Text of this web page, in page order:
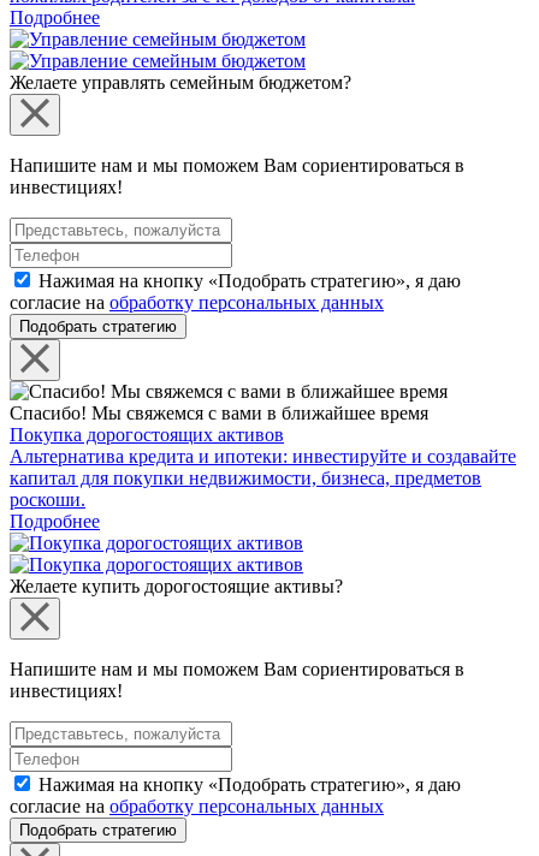
Подробнее
Желаете управлять семейным бюджетом?
Напишите нам и мы поможем Вам сориентироваться в
инвестициях!
Нажимая на кнопку «Подобрать стратегию», я даю
согласие на обработку персональных данных
Подобрать стратегию
Спасибо! Мы свяжемся с вами в ближайшее время
Покупка дорогостоящих активов
Альтернатива кредита и ипотеки: инвестируйте и создавайте
капитал для покупки недвижимости, бизнеса, предметов
роскоши.
Подробнее
Желаете купить дорогостоящие активы?
Напишите нам и мы поможем Вам сориентироваться в
инвестициях!
Нажимая на кнопку «Подобрать стратегию», я даю
согласие на обработку персональных данных
Подобрать стратегию